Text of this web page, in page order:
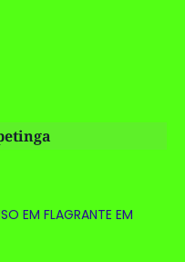
EM FLAGRANTE EM